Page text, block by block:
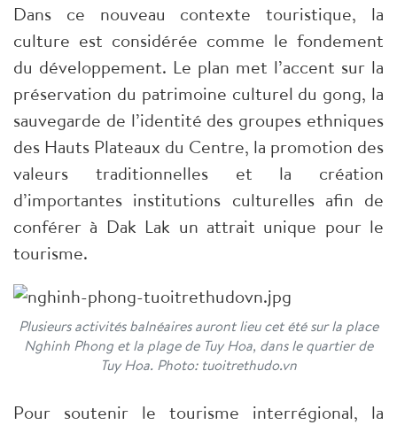
Dans ce nouveau contexte touristique, la
culture est considérée comme le fondement
du développement. Le plan met l’accent sur la
préservation du patrimoine culturel du gong, la
sauvegarde de l’identité des groupes ethniques
des Hauts Plateaux du Centre, la promotion des
valeurs traditionnelles et la création
d’importantes institutions culturelles afin de
conférer à Dak Lak un attrait unique pour le
tourisme.
Plusieurs activités balnéaires auront lieu cet été sur la place
Nghinh Phong et la plage de Tuy Hoa, dans le quartier de
Tuy Hoa. Photo: tuoitrethudo.vn
Pour soutenir le tourisme interrégional, la